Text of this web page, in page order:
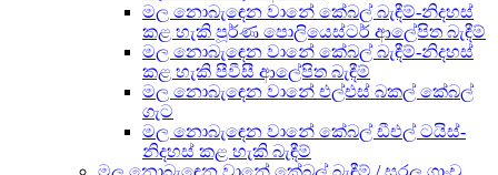
මල නොබැඳෙන වානේ කේබල් බැඳීම්-නිදහස්
කළ හැකි පූර්ණ පොලියෙස්ටර් ආලේපිත බැඳීම්
මල නොබැඳෙන වානේ කේබල් බැඳීම්-නිදහස්
කළ හැකි පීවීසී ආලේපිත බැඳීම්
මල නොබැඳෙන වානේ එල්එස් බකල් කේබල්
ගැට
මල නොබැඳෙන වානේ කේබල් ඩීඑල් ටයිස්-
නිදහස් කළ හැකි බැඳීම්
මල නොබැඳෙන වානේ කේබල් බැඳීම් / සරල ගාංචු